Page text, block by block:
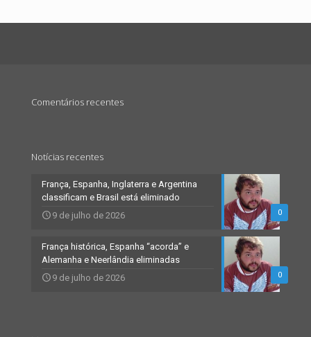
Comentários recentes
Notícias recentes
0
França, Espanha, Inglaterra e Argentina
classificam e Brasil está eliminado
9 de julho de 2026
0
França histórica, Espanha “acorda” e
Alemanha e Neerlândia eliminadas
9 de julho de 2026